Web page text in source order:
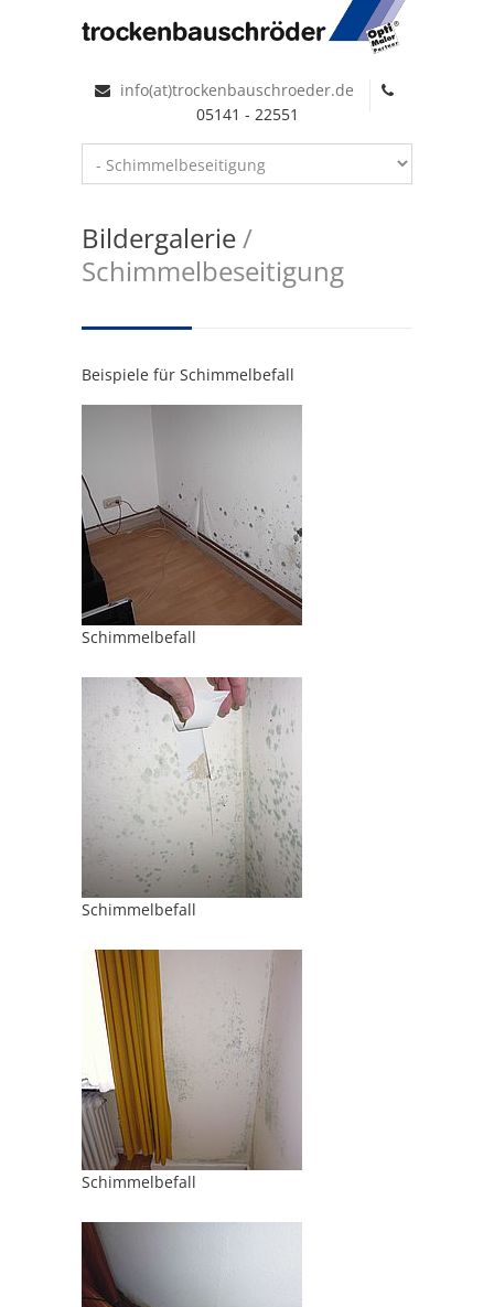
info(at)trockenbauschroeder.de
05141 - 22551
Bildergalerie/
Schimmelbeseitigung
Beispiele für Schimmelbefall
Schimmelbefall
Schimmelbefall
Schimmelbefall